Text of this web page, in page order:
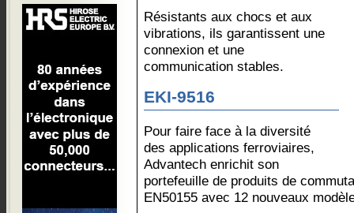
Résistants aux chocs et aux
vibrations, ils garantissent une
connexion et une
communication stables.
EKI-9516
Pour faire face à la diversité
des applications ferroviaires,
Advantech enrichit son
portefeuille de produits de
EN50155 avec 12 nouveaux